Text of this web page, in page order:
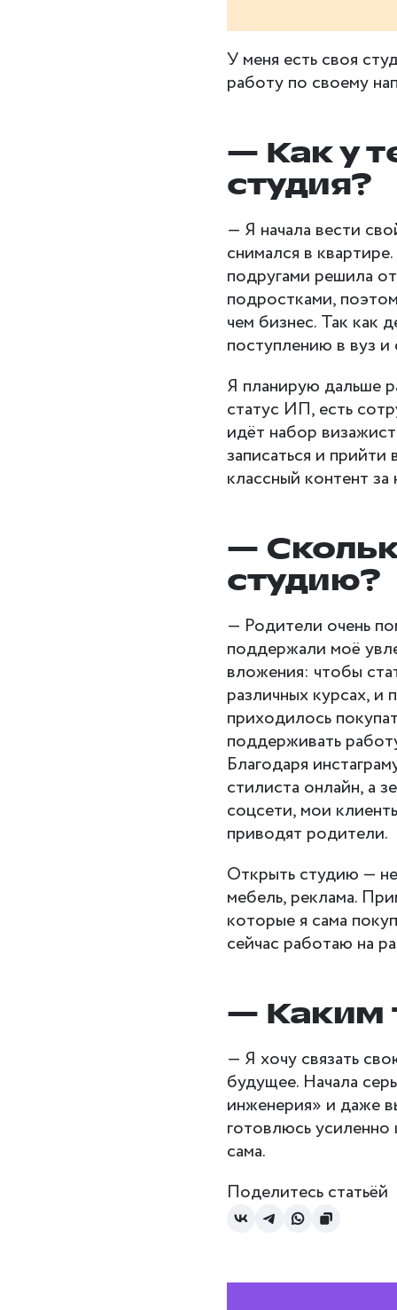
У меня есть своя
работу по своему
— Как у
студия?
— Я начала вести
снимался в
подругами решила
подростками,
чем бизнес. Так как
поступлению в вуз
Я планирую дальше
статус ИП, есть
идёт набор
записаться и
классный контент
—
студию?
— Родители очень
поддержали моё
вложения: чтобы
различных курсах, и
приходилось
поддерживать
Благодаря
стилиста онлайн, а
соцсети, мои
приводят родители.
Открыть студию —
мебель, реклама.
которые я сама
сейчас работаю на
— Каким
— Я хочу связать
будущее. Начала
инженерия» и даже
готовлюсь усиленно
сама.
Поделитесь статьёй